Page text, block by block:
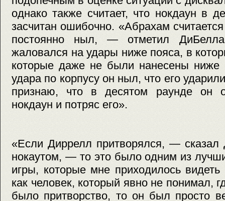
однако также считает, что нокдаун в
засчитан ошибочно. «Абрахам
постоянно ныл, — отметил
жаловался на удары ниже пояса, в
которые даже не были нанесены ниже
удара по корпусу он ныл, что его
признаю, что в десятом раунде он
нокдаун и потряс его».
«Если Диррелл притворялся, — сказал
нокаутом, — то это было одним из
игры, которые мне приходилось
как человек, который явно не понимал,
было притворство, то он был просто